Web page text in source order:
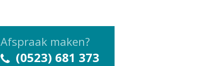
Afspraak maken?
(0523) 681 373